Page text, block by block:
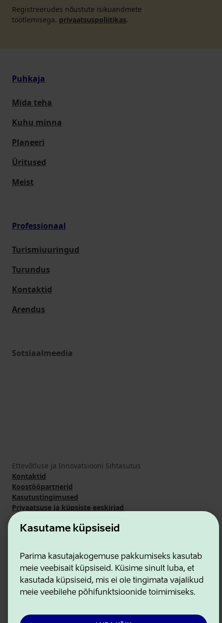
Kasutame küpsiseid
Parima kasutajakogemuse pakkumiseks kasutab
meie veebisait küpsiseid. Küsime sinult luba, et
kasutada küpsiseid, mis ei ole tingimata vajalikud
meie veebilehe põhifunktsioonide toimimiseks.
Registreerudes nõustute isikuandmete
töötlemisega. privaatsuspoliitikas.
Puhkaja
Mida teha
Kuhu minna
Planeeri
Üritused
Meist
Professionaal
Turismiuuringud
Turundus
Kontaktid
Arendus
Sotsiaalmeedia
Ettevõtluse ja Innovatsiooni Sihtasutus
Kontaktid
Koostööpartnerid
Kasutustingimused
Privaatsuse ja küpsiste eeskirjad